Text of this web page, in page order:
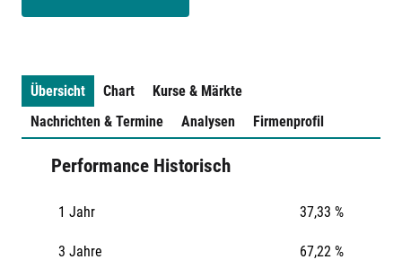
Übersicht Chart
Kurse & Märkte
Nachrichten & Termine
Analysen Firmenprofil
Performance Historisch
1 Jahr 37,33 %
3 Jahre 67,22 %